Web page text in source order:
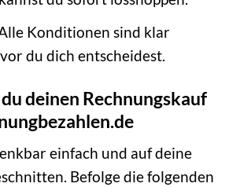
Konditionen sind klar
du dich entscheidest.
deinen Rechnungskauf
einfach und auf deine
Befolge die folgenden